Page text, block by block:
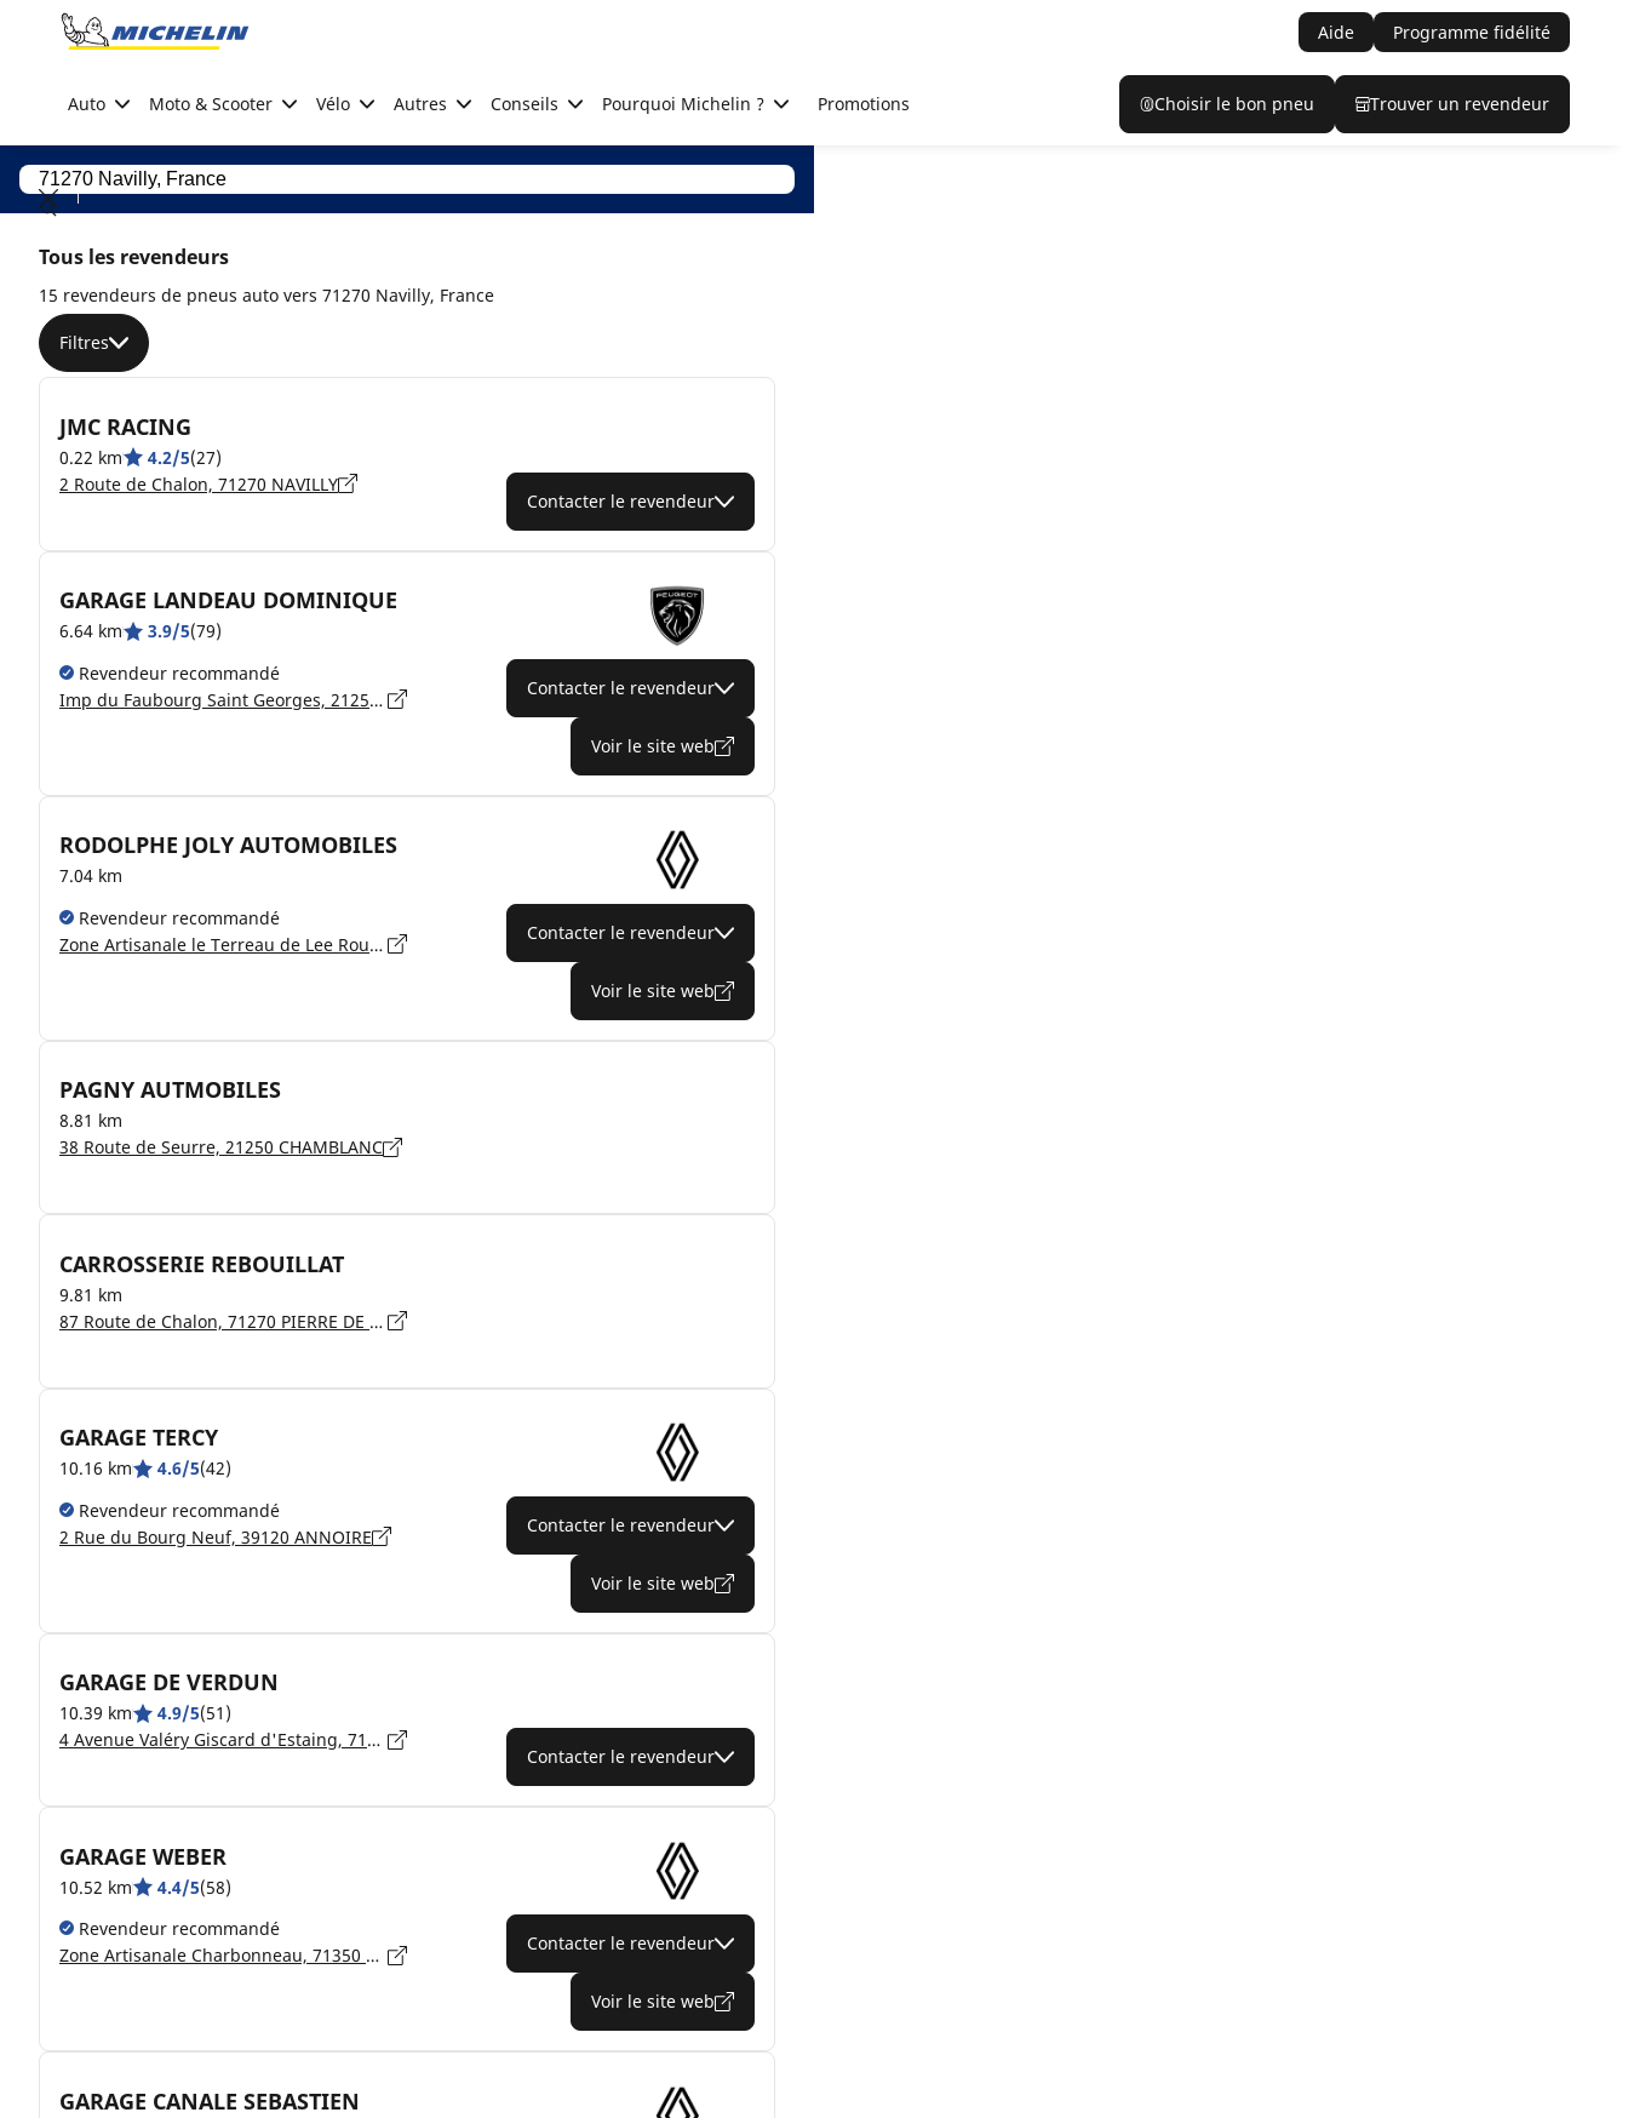
Go to page content
Aide Programme fidélité
Auto Moto & Scooter Vélo Autres Conseils Pourquoi Michelin ? Promotions Choisir le bon pneu Trouver un revendeur
Tous les revendeurs
15 revendeurs de pneus auto vers 71270 Navilly, France
Filtres
JMC RACING
0.22 km 4.2/5(27)
2 Route de Chalon, 71270 NAVILLY
Contacter le revendeur
GARAGE LANDEAU DOMINIQUE
6.64 km 3.9/5(79)
Revendeur recommandé
Imp du Faubourg Saint Georges, 21250 SEURRE
Contacter le revendeur
Voir le site web
RODOLPHE JOLY AUTOMOBILES
7.04 km
Revendeur recommandé
Zone Artisanale le Terreau de Lee Route de Pagny, 21250 SEURRE
Contacter le revendeur
Voir le site web
PAGNY AUTMOBILES
8.81 km
38 Route de Seurre, 21250 CHAMBLANC
CARROSSERIE REBOUILLAT
9.81 km
87 Route de Chalon, 71270 PIERRE DE BRESSE
GARAGE TERCY
10.16 km 4.6/5(42)
Revendeur recommandé
2 Rue du Bourg Neuf, 39120 ANNOIRE
Contacter le revendeur
Voir le site web
GARAGE DE VERDUN
10.39 km 4.9/5(51)
4 Avenue Valéry Giscard d'Estaing, 71350 VERDUN-SUR-LE-DOUBS
Contacter le revendeur
GARAGE WEBER
10.52 km 4.4/5(58)
Revendeur recommandé
Zone Artisanale Charbonneau, 71350 CIEL
Contacter le revendeur
Voir le site web
GARAGE CANALE SEBASTIEN